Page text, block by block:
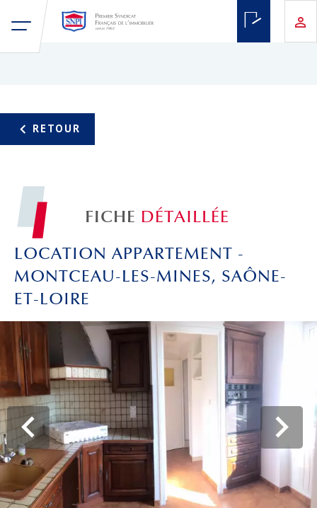
FICHE DÉTAILLÉE
LOCATION APPARTEMENT -
MONTCEAU-LES-MINES, SAÔNE-
ET-LOIRE